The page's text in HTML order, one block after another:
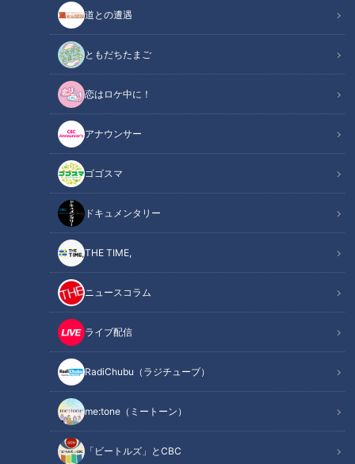
道との遭遇
ともだちたまご
恋はロケ中に！
アナウンサー
ゴゴスマ
ドキュメンタリー
THE TIME,
ニュースコラム
ライブ配信
RadiChubu（ラジチューブ）
me:tone（ミートーン）
「ビートルズ」とCBC
太田×石井のデララバ
デララバ
爆笑問題・太田光と石井亮次アナウンサーが、東海地方の定番
を深掘りするバラエティ『太田×石井のデララバ』！今回は
「今食べるべき絶品カレー」特集。日本屈指のカレーデララバ
が選んだ本当にうまいカレー店を紹介します。
関連リンク
【動画】なぜキーマカレーにとろろを？うまみ
素揚げ野菜に感動！クセになるスープカレーの秘密は？
レシピをイチから考案！東京の名店が生み出した名古屋限
定カレー
昆布だしのうまみがマッチ！衝撃のキーマカレー×とろ
ろ！？
オススメ関連コンテンツ